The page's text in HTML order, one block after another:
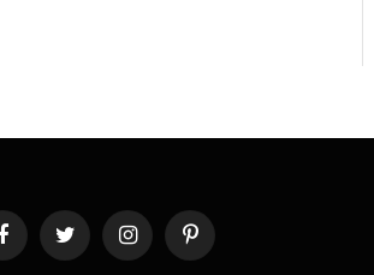
FacebookTwitter InstagramPinterest